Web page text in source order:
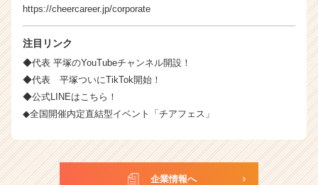
https://cheercareer.jp/corporate
注目リンク
◆代表 平塚のYouTubeチャンネル開設！
◆代表 平塚ついにTikTok開始！
◆公式LINEはこちら！
◆全国開催内定直結型イベント「チアフェス」
企業情報へ